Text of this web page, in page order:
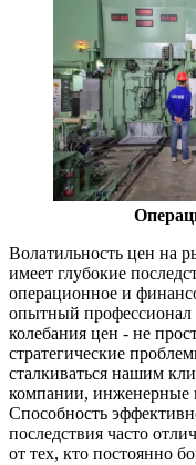
Волатильность цен на
имеет глубокие
операционное и
опытный профессионал
колебания цен - не
стратегические
сталкиваться нашим
компании, инженерные
Способность
последствия часто
от тех, кто постоянно